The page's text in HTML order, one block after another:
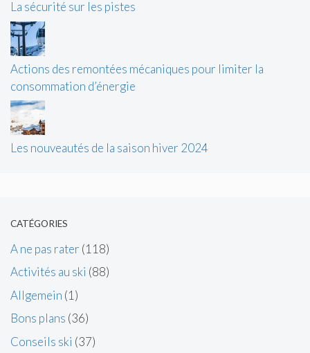
La sécurité sur les pistes
Actions des remontées mécaniques pour limiter la
consommation d’énergie
Les nouveautés de la saison hiver 2024
CATÉGORIES
A ne pas rater (118)
Activités au ski (88)
Allgemein (1)
Bons plans (36)
Conseils ski (37)